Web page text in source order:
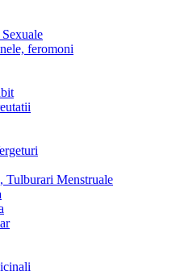
feromoni
Tulburari Menstruale